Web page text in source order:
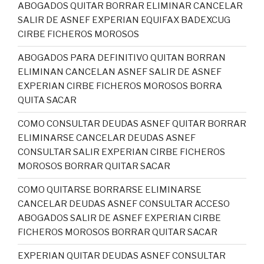
ABOGADOS QUITAR BORRAR ELIMINAR CANCELAR
SALIR DE ASNEF EXPERIAN EQUIFAX BADEXCUG
CIRBE FICHEROS MOROSOS
ABOGADOS PARA DEFINITIVO QUITAN BORRAN
ELIMINAN CANCELAN ASNEF SALIR DE ASNEF
EXPERIAN CIRBE FICHEROS MOROSOS BORRA
QUITA SACAR
COMO CONSULTAR DEUDAS ASNEF QUITAR BORRAR
ELIMINARSE CANCELAR DEUDAS ASNEF
CONSULTAR SALIR EXPERIAN CIRBE FICHEROS
MOROSOS BORRAR QUITAR SACAR
COMO QUITARSE BORRARSE ELIMINARSE
CANCELAR DEUDAS ASNEF CONSULTAR ACCESO
ABOGADOS SALIR DE ASNEF EXPERIAN CIRBE
FICHEROS MOROSOS BORRAR QUITAR SACAR
EXPERIAN QUITAR DEUDAS ASNEF CONSULTAR